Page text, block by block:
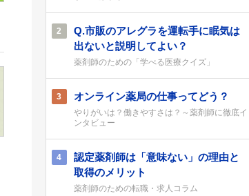
2
Q.市販のアレグラを運転手に眠気は
出ないと説明してよい？
薬剤師のための「学べる医療クイズ」
3 オンライン薬局の仕事ってどう？
やりがいは？働きやすさは？～薬剤師に徹底イ
ンタビュー
4
認定薬剤師は「意味ない」の理由と
取得のメリット
薬剤師のための転職・求人コラム